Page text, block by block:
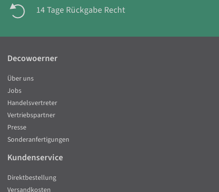
14 Tage Rückgabe Recht
Decowoerner
Über uns
Jobs
Handelsvertreter
Vertriebspartner
Presse
Sonderanfertigungen
Kundenservice
Direktbestellung